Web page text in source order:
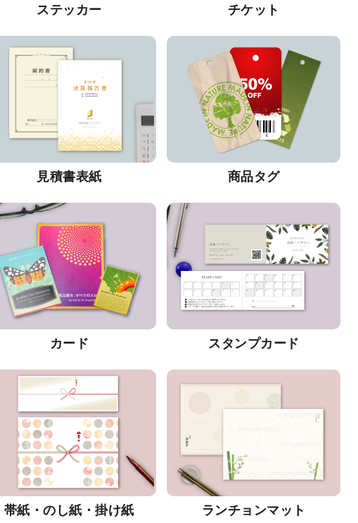
ステッカー チケット
見積書表紙 商品タグ
カード スタンプカード
帯紙・のし紙・掛け紙 ランチョンマット